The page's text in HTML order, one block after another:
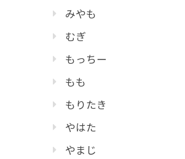
みやも
むぎ
もっちー
もも
もりたき
やはた
やまじ